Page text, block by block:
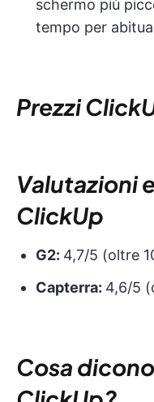
schermo più
tempo per
Prezzi
Valutazioni
ClickUp
G2: 4,7/5 (oltre
Capterra: 4,6/5
Cosa